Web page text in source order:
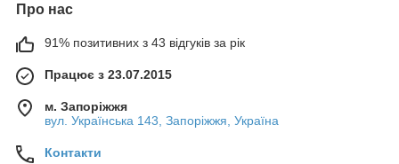
Про нас
91% позитивних з 43 відгуків за рік
Працює з 23.07.2015
м. Запоріжжя
вул. Українська 143, Запоріжжя, Україна
Контакти